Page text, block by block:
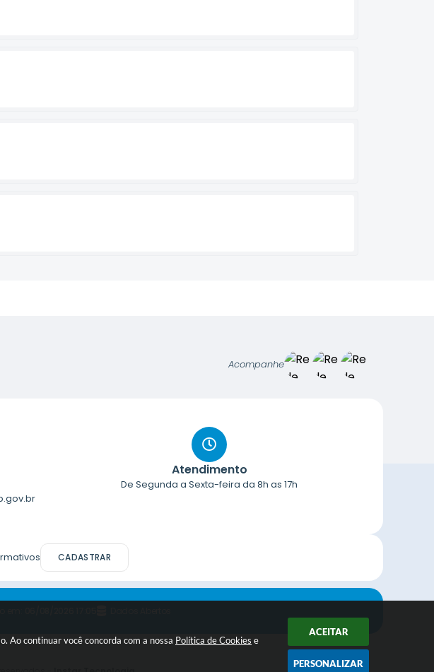
Ao continuar você concorda com a nossa Política de Cookies e
ACEITAR
PERSONALIZAR
Acompanhe
Atendimento
De Segunda a Sexta-feira da 8h as 17h
CADASTRAR